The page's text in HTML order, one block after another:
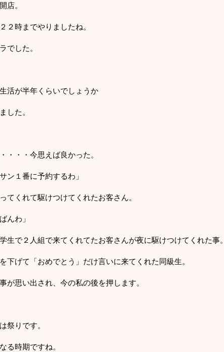
店。
２時までやりましたね。
でした。
活が半年くらいでしょうか
した。
・・・今思えば良かった。
サン１番に予約するわ」
てくれて駆けつけてくれたお客さん。
んわ」
生で２人組で来てくれてたお客さんが夜に駆けつけてくれた事。
下げて「おめでとう」だけ言いに来てくれた同級生。
が思い出され、今の私の後を押します。
祭りです。
る時期ですね。